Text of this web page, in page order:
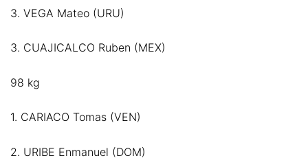
3. VEGA Mateo (URU)
3. CUAJICALCO Ruben (MEX)
98 kg
1. CARIACO Tomas (VEN)
2. URIBE Enmanuel (DOM)